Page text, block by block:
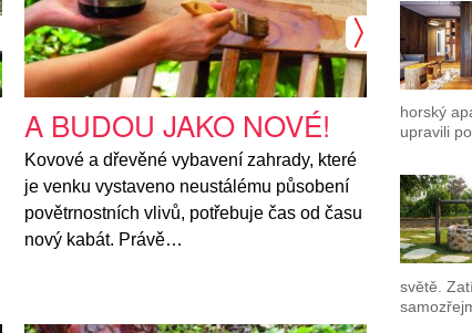
A BUDOU JAKO NOVÉ!
Kovové a dřevěné vybavení zahrady, které
je venku vystaveno neustálému působení
povětrnostních vlivů, potřebuje čas od času
nový kabát. Právě…
horský
upravili
světě.